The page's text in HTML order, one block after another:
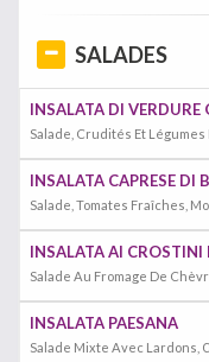
SALADES
INSALATA DI VERDURE
Salade, Crudités Et
INSALATA CAPRESE DI
INSALATA AI CROSTINI
INSALATA PAESANA